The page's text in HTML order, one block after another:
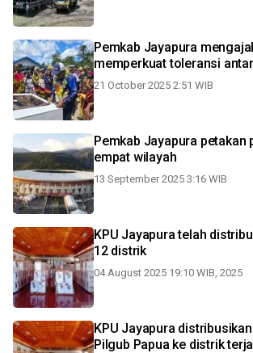
Pemkab Jayapura
memperkuat toleransi
21 October 2025 2:51 WIB
Pemkab Jayapura petakan
empat wilayah
13 September 2025 3:16 WIB
KPU Jayapura telah
12 distrik
04 August 2025 19:10 WIB, 2025
KPU Jayapura
Pilgub Papua ke distrik